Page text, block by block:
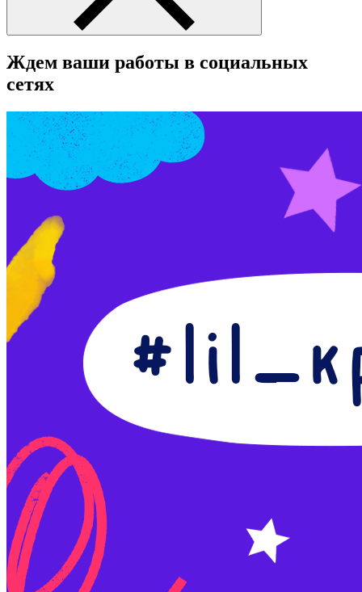
Ждем ваши работы в социальных
сетях